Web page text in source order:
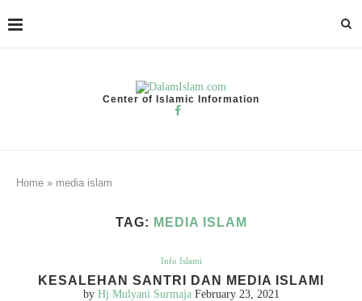
Center of Islamic Information
Home » media islam
TAG: MEDIA ISLAM
Info Islami
KESALEHAN SANTRI DAN MEDIA ISLAMI
by Hj Mulyani Surmaja February 23, 2021